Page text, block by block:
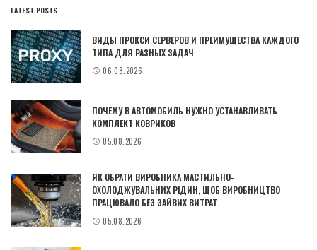
LATEST POSTS
ВИДЫ ПРОКСИ СЕРВЕРОВ И ПРЕИМУЩЕСТВА КАЖДОГО
ТИПА ДЛЯ РАЗНЫХ ЗАДАЧ
06.08.2026
ПОЧЕМУ В АВТОМОБИЛЬ НУЖНО УСТАНАВЛИВАТЬ
КОМПЛЕКТ КОВРИКОВ
05.08.2026
ЯК ОБРАТИ ВИРОБНИКА МАСТИЛЬНО-
ОХОЛОДЖУВАЛЬНИХ РІДИН, ЩОБ ВИРОБНИЦТВО
ПРАЦЮВАЛО БЕЗ ЗАЙВИХ ВИТРАТ
05.08.2026